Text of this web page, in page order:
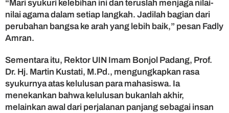
“Mari syukuri kelebihan ini dan teruslah menjaga nilai-
nilai agama dalam setiap langkah. Jadilah bagian dari
perubahan bangsa ke arah yang lebih baik,” pesan Fadly
Amran.
Sementara itu, Rektor UIN Imam Bonjol Padang, Prof.
Dr. Hj. Martin Kustati, M.Pd., mengungkapkan rasa
syukurnya atas kelulusan para mahasiswa. Ia
menekankan bahwa kelulusan bukanlah akhir,
melainkan awal dari perjalanan panjang sebagai insan